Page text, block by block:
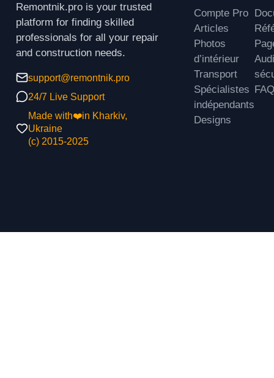
Remontnik.pro is your trusted
platform for finding skilled
professionals for all your repair
and construction needs.
support@remontnik.pro
24/7 Live Support
Made with❤️in Kharkiv,
Ukraine
(с) 2015-2025
Compte Pro
Articles
Photos
d’intérieur
Transport
Spécialistes
indépendants
Designs
FAQ